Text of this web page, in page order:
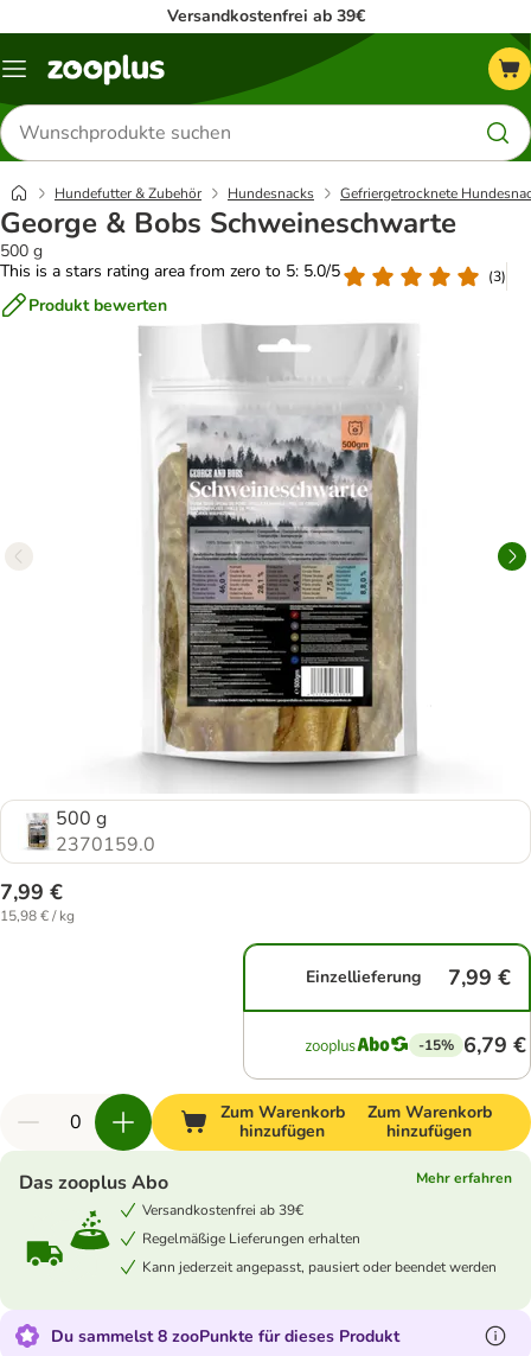
Versandkostenfrei ab 39€
Menü
Produkte
suchen
Hundefutter & Zubehör Hundesnacks Gefriergetrocknete
George & Bobs Schweineschwarte
500 g
This is a stars rating area from zero to 5: 5.0/5
(3)
Produkt bewerten
500 g
2370159.0
7,99 €
15,98 € / kg
Einzellieferung 7,99 €
-15% 6,79 €
Zum Warenkorb
hinzufügen
Zum Warenkorb
hinzufügen
Das zooplus Abo
Mehr erfahren
Versandkostenfrei ab 39€
Regelmäßige Lieferungen erhalten
Kann jederzeit angepasst, pausiert oder beendet werden
Du sammelst 8 zooPunkte für dieses Produkt